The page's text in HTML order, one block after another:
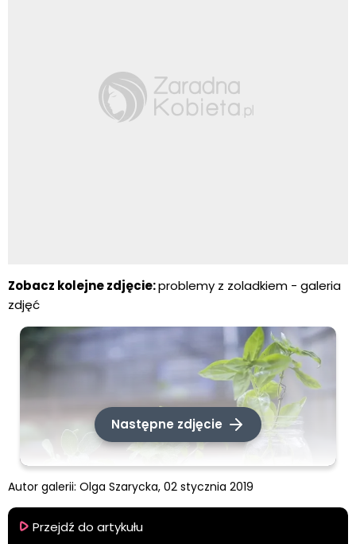
Zobacz kolejne zdjęcie:problemy z zoladkiem - galeria
zdjęć
Następne zdjęcie
Autor galerii: Olga Szarycka, 02 stycznia 2019
Przejdź do artykułu